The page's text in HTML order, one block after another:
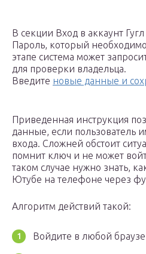
В секции Вход в аккаунт
Пароль, который
этапе система может
для проверки владельца.
Введите новые данные и
Приведенная инструкция
данные, если пользователь
входа. Сложней обстоит
помнит ключ и не может
таком случае нужно знать,
Ютубе на телефоне через
Алгоритм действий такой:
Войдите в любой